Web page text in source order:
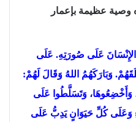
وصية عظيمة بإعمار
عَلَى صُورَتِهِ. عَلَى
وَبَارَكَهُمُ اللهُ وَقَالَ لَهُمْ:
وَأَخْضِعُوهَا، وَتَسَلَّطُوا عَلَى
وَعَلَى كُلِّ حَيَوَانٍ يَدِبُّ عَلَى